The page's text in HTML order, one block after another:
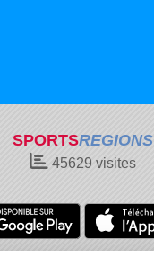
SPORTSREGIONS
45629 visites